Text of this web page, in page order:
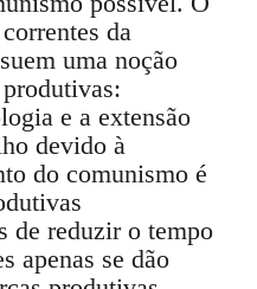
da
uma noção
e a extensão
devido à
do comunismo é
de reduzir o tempo
apenas se dão